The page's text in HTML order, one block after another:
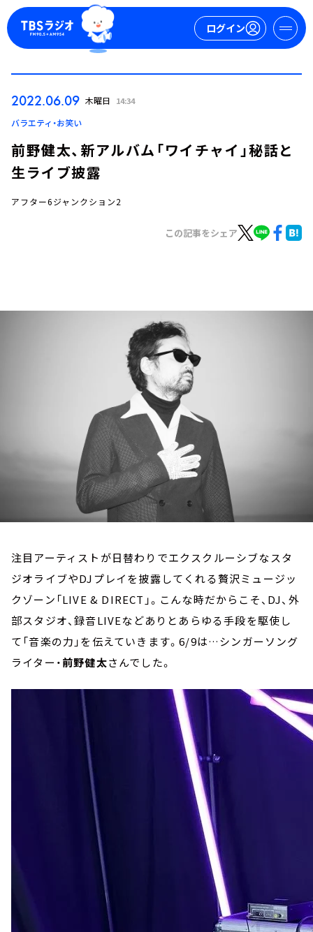
ログイン
ログイン
イベント・グッズ
2022.06.09 木曜日 14:34
バラエティ・お笑い
前野健太、新アルバム「ワイチャイ」秘話と
生ライブ披露
アフター6ジャンクション2
この記事をシェア
注目アーティストが日替わりでエクスクルーシブなスタ
ジオライブやDJプレイを披露してくれる贅沢ミュージッ
クゾーン「LIVE & DIRECT」。こんな時だからこそ、DJ、外
部スタジオ、録音LIVEなどありとあらゆる手段を駆使し
て「音楽の力」を伝えていきます。6/9は…シンガーソング
ライター・前野健太さんでした。